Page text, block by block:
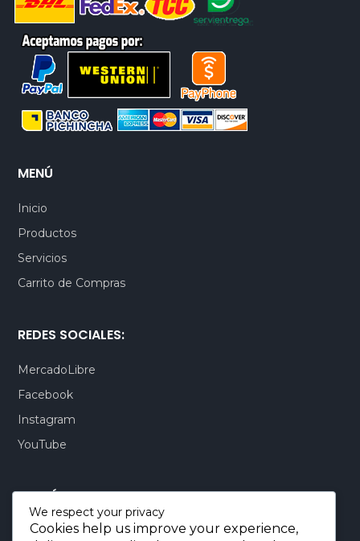
MENÚ
Inicio
Productos
Servicios
Carrito de Compras
REDES SOCIALES:
MercadoLibre
Facebook
Instagram
YouTube
CONTÁCTENOS:
Quito-Ecuador:+593 99 803 7777
We respect your privacy
Cookies help us improve your experience,